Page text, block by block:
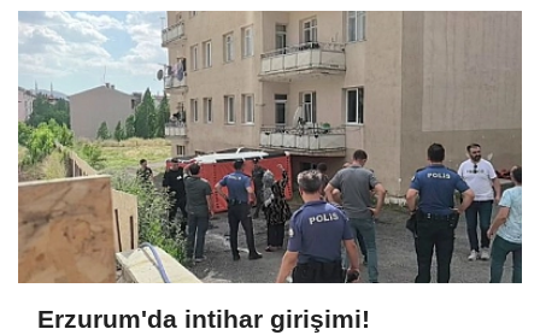
Erzurum'da intihar girişimi!